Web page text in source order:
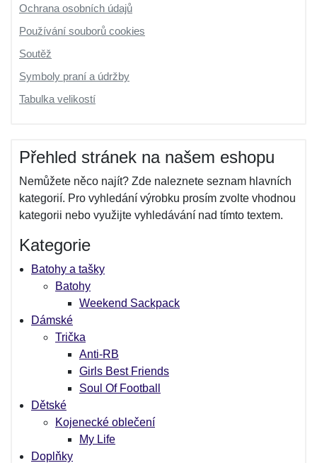
Ochrana osobních údajů
Používání souborů cookies
Soutěž
Symboly praní a údržby
Tabulka velikostí
Přehled stránek na našem eshopu
Nemůžete něco najít? Zde naleznete seznam hlavních
kategorií. Pro vyhledání výrobku prosím zvolte vhodnou
kategorii nebo využijte vyhledávání nad tímto textem.
Kategorie
Batohy a tašky
Batohy
Weekend Sackpack
Dámské
Trička
Anti-RB
Girls Best Friends
Soul Of Football
Dětské
Kojenecké oblečení
My Life
Doplňky